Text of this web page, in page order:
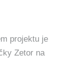
projektu je
Zetor na